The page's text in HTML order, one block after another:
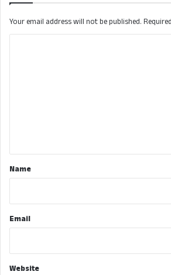
Your email address will not be published.
*Name
Email
Website